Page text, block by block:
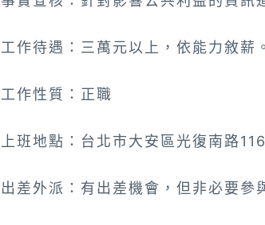
工作待遇：三萬元以上，依能力敘薪。
工作性質：正職
上班地點：台北市大安區光復南路
出差外派：有出差機會，但非必要參